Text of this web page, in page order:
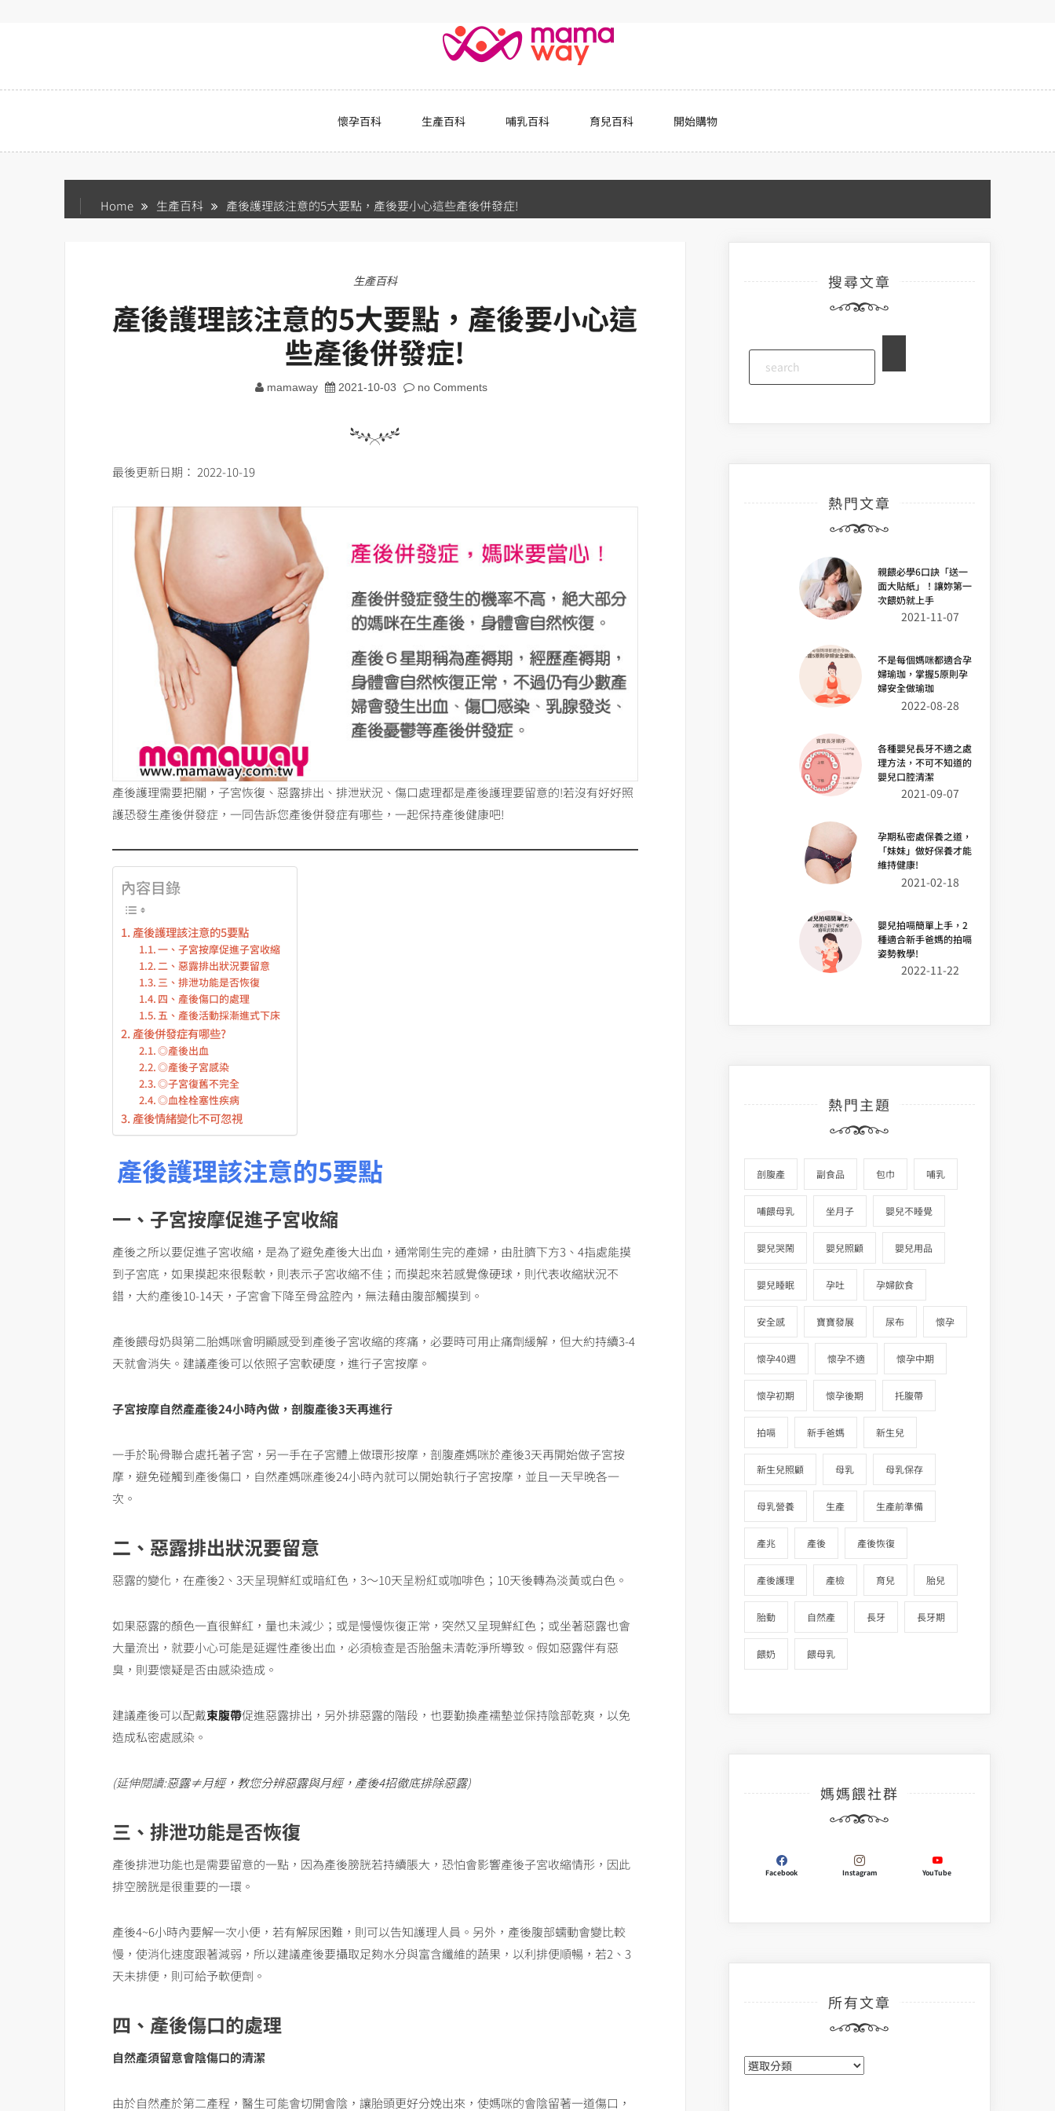
懷孕百科 生產百科 哺乳百科 育兒百科 開始購物
Home 生產百科 產後護理該注意的5大要點，產後要小心這些產後併發症!
生產百科
產後護理該注意的5大要點，產後要小心這
些產後併發症!
mamaway 2021-10-03 no Comments
最後更新日期： 2022-10-19
產後護理需要把關，子宮恢復、惡露排出、排泄狀況、傷口處理都是產後護理要留意的!若沒有好好照
護恐發生產後併發症，一同告訴您產後併發症有哪些，一起保持產後健康吧!
內容目錄
產後護理該注意的5要點
一、子宮按摩促進子宮收縮
二、惡露排出狀況要留意
三、排泄功能是否恢復
四、產後傷口的處理
五、產後活動採漸進式下床
產後併發症有哪些?
◎產後出血
◎產後子宮感染
◎子宮復舊不完全
◎血栓栓塞性疾病
產後情緒變化不可忽視
產後護理該注意的5要點
一、子宮按摩促進子宮收縮
產後之所以要促進子宮收縮，是為了避免產後大出血，通常剛生完的產婦，由肚臍下方3、4指處能摸
到子宮底，如果摸起來很鬆軟，則表示子宮收縮不佳；而摸起來若感覺像硬球，則代表收縮狀況不
錯，大約產後10-14天，子宮會下降至骨盆腔內，無法藉由腹部觸摸到。
產後餵母奶與第二胎媽咪會明顯感受到產後子宮收縮的疼痛，必要時可用止痛劑緩解，但大約持續3-4
天就會消失。建議產後可以依照子宮軟硬度，進行子宮按摩。
子宮按摩自然產產後24小時內做，剖腹產後3天再進行
一手於恥骨聯合處托著子宮，另一手在子宮體上做環形按摩，剖腹產媽咪於產後3天再開始做子宮按
摩，避免碰觸到產後傷口，自然產媽咪產後24小時內就可以開始執行子宮按摩，並且一天早晚各一
次。
二、惡露排出狀況要留意
惡露的變化，在產後2、3天呈現鮮紅或暗紅色，3～10天呈粉紅或咖啡色；10天後轉為淡黃或白色。
如果惡露的顏色一直很鮮紅，量也未減少；或是慢慢恢復正常，突然又呈現鮮紅色；或坐著惡露也會
大量流出，就要小心可能是延遲性產後出血，必須檢查是否胎盤未清乾淨所導致。假如惡露伴有惡
臭，則要懷疑是否由感染造成。
建議產後可以配戴束腹帶促進惡露排出，另外排惡露的階段，也要勤換產襦墊並保持陰部乾爽，以免
造成私密處感染。
(延伸閱讀:惡露≠月經，教您分辨惡露與月經，產後4招徹底排除惡露)
三、排泄功能是否恢復
產後排泄功能也是需要留意的一點，因為產後膀胱若持續脹大，恐怕會影響產後子宮收縮情形，因此
排空膀胱是很重要的一環。
產後4~6小時內要解一次小便，若有解尿困難，則可以告知護理人員。另外，產後腹部蠕動會變比較
慢，使消化速度跟著減弱，所以建議產後要攝取足夠水分與富含纖維的蔬果，以利排便順暢，若2、3
天未排便，則可給予軟便劑。
四、產後傷口的處理
自然產須留意會陰傷口的清潔
由於自然產於第二產程，醫生可能會切開會陰，讓胎頭更好分娩出來，使媽咪的會陰留著一道傷口，
搜尋文章
熱門文章
親餵必學6口訣「送一
面大貼紙」！讓妳第一
次餵奶就上手
2021-11-07
不是每個媽咪都適合孕
婦瑜珈，掌握5原則孕
婦安全做瑜珈
2022-08-28
各種嬰兒長牙不適之處
理方法，不可不知道的
嬰兒口腔清潔
2021-09-07
孕期私密處保養之道，
「妹妹」做好保養才能
維持健康!
2021-02-18
嬰兒拍嗝簡單上手，2
種適合新手爸媽的拍嗝
姿勢教學!
2022-11-22
熱門主題
剖腹產 副食品 包巾 哺乳
哺餵母乳 坐月子 嬰兒不睡覺
嬰兒哭鬧 嬰兒照顧 嬰兒用品
嬰兒睡眠 孕吐 孕婦飲食
安全感 寶寶發展 尿布 懷孕
懷孕40週 懷孕不適 懷孕中期
懷孕初期 懷孕後期 托腹帶
拍嗝 新手爸媽 新生兒
新生兒照顧 母乳 母乳保存
母乳營養 生產 生產前準備
產兆 產後 產後恢復
產後護理 產檢 育兒 胎兒
胎動 自然產 長牙 長牙期
餵奶 餵母乳
媽媽餵社群
Facebook Instagram YouTube
所有文章
所
有